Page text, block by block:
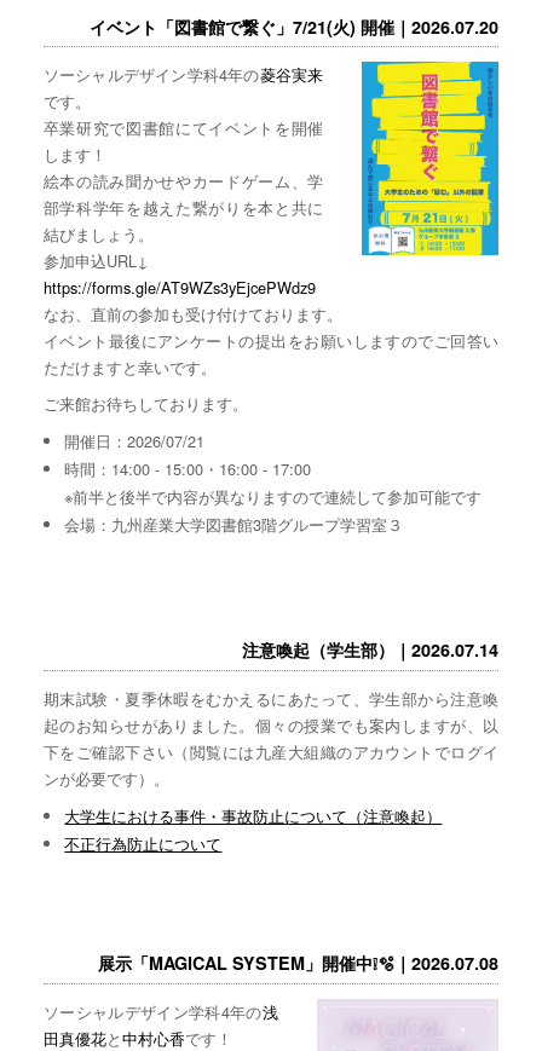
イベント「図書館で繋ぐ」7/21(火) 開催｜2026.07.20
ソーシャルデザイン学科4年の菱谷実来
です。
卒業研究で図書館にてイベントを開催
します！
絵本の読み聞かせやカードゲーム、学
部学科学年を越えた繋がりを本と共に
結びましょう。
参加申込URL↓
https://forms.gle/AT9WZs3yEjcePWdz9
なお、直前の参加も受け付けております。
イベント最後にアンケートの提出をお願いしますのでご回答い
ただけますと幸いです。
ご来館お待ちしております。
開催日：2026/07/21
時間：14:00 - 15:00・16:00 - 17:00
※前半と後半で内容が異なりますので連続して参加可能です
会場：九州産業大学図書館3階グループ学習室３
注意喚起（学生部）｜2026.07.14
期末試験・夏季休暇をむかえるにあたって、学生部から注意喚
起のお知らせがありました。個々の授業でも案内しますが、以
下をご確認下さい（閲覧には九産大組織のアカウントでログイ
ンが必要です）。
大学生における事件・事故防止について（注意喚起）
不正行為防止について
展示「MAGICAL SYSTEM」開催中❕🫧｜2026.07.08
ソーシャルデザイン学科4年の浅
田真優花と中村心香です！